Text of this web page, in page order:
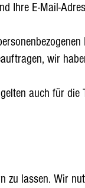
Ihre E-Mail-
wir
auch für die
zu lassen. Wir